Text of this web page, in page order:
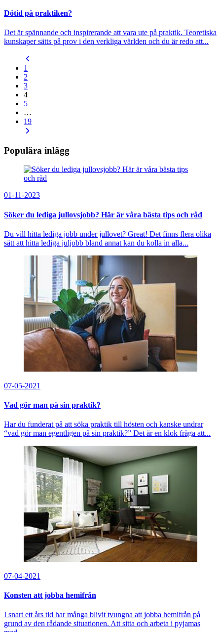
Dötid på praktiken?
Det är spännande och inspirerande att vara ute på praktik. Teoretiska
kunskaper sätts på prov i den verkliga världen och du är redo att...
1
2
3
4
5
…
19
Populära inlägg
01-11-2023
Söker du lediga jullovsjobb? Här är våra bästa tips och råd
Du vill hitta lediga jobb under jullovet? Great! Det finns flera olika
sätt att hitta lediga juljobb bland annat kan du kolla in alla...
07-05-2021
Vad gör man på sin praktik?
Har du funderat på att söka praktik till hösten och kanske undrar
“vad gör man egentligen på sin praktik?” Det är en klok fråga att...
07-04-2021
Konsten att jobba hemifrån
I snart ett års tid har många blivit tvungna att jobba hemifrån på
grund av den rådande situationen. Att sitta och arbeta i pyjamas